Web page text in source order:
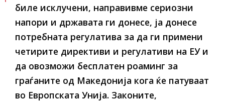
биле исклучени, направивме сериозни
напори и државата ги донесе, ја донесе
потребната регулатива за да ги примени
четирите директиви и регулативи на ЕУ и
да овозможи бесплатен роаминг за
граѓаните од Македонија кога ќе патуваат
во Европската Унија. Законите,